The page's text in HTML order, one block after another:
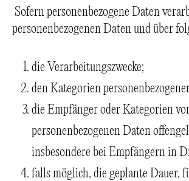
Sofern personenbezogene Daten
personenbezogenen Daten und über
die Verarbeitungszwecke;
den Kategorien
die Empfänger oder Kategorien
personenbezogenen Daten
insbesondere bei Empfängern in
falls möglich, die geplante Dauer,